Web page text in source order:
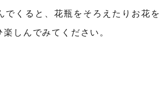
でくると、花瓶をそろえたりお花
しんでみてください。